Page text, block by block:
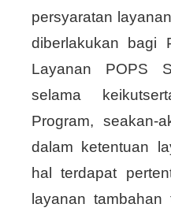
persyaratan
diberlakukan bagi
Layanan POPS
selama
Program, seakan-
dalam ketentuan
hal terdapat
layanan tambahan